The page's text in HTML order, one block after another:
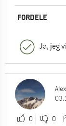
FORDELE
Ja, jeg
0 0